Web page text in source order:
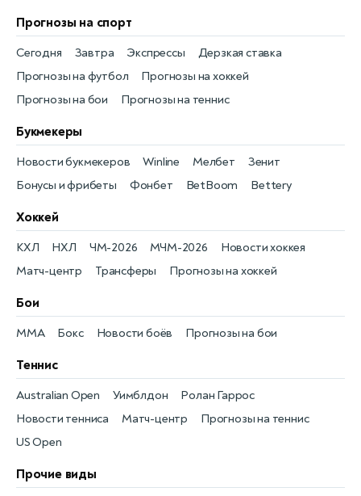
Прогнозы на спорт
Прогнозы на футбол
Сегодня
Прогнозы на хоккей
Завтра
Прогнозы на бои
Экспрессы
Прогнозы на теннис
Дерзкая ставка
Букмекеры
Бонусы и фрибеты
Новости букмекеров
Фонбет
Winline
BetBoom
Мелбет
Bettery
Зенит
Хоккей
Новости хоккея
КХЛ
Матч-центр
НХЛ
Трансферы
ЧМ-2026
Прогнозы на хоккей
МЧМ-2026
Бои
Новости боёв
MMA Прогнозы на бои
Бокс
Теннис
Новости тенниса
Australian Open
Матч-центр
Уимблдон
Прогнозы на теннис
Ролан Гаррос
US Open
Прочие виды